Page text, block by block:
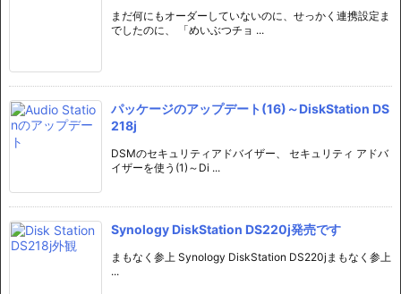
まだ何にもオーダーしていないのに、せっかく連携設定ま
でしたのに、 「めいぶつチョ ...
パッケージのアップデート(16)～DiskStation DS
218j
DSMのセキュリティアドバイザー、 セキュリティ アドバ
イザーを使う(1)～Di ...
Synology DiskStation DS220j発売です
まもなく参上 Synology DiskStation DS220jまもなく参上
...